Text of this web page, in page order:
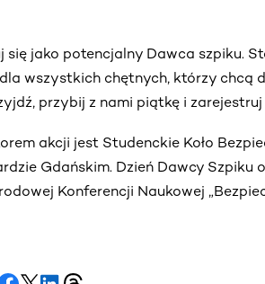
się jako potencjalny Dawca szpiku.
wszystkich chętnych, którzy chcą
przybij z nami piątkę i
akcji jest Studenckie Koło
Gdańskim. Dzień Dawcy Szpiku
Konferencji Naukowej